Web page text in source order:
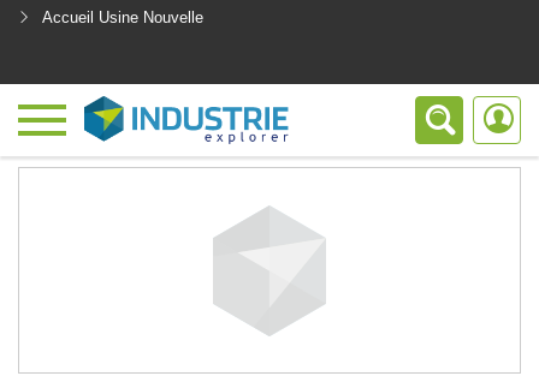
Accueil Usine Nouvelle